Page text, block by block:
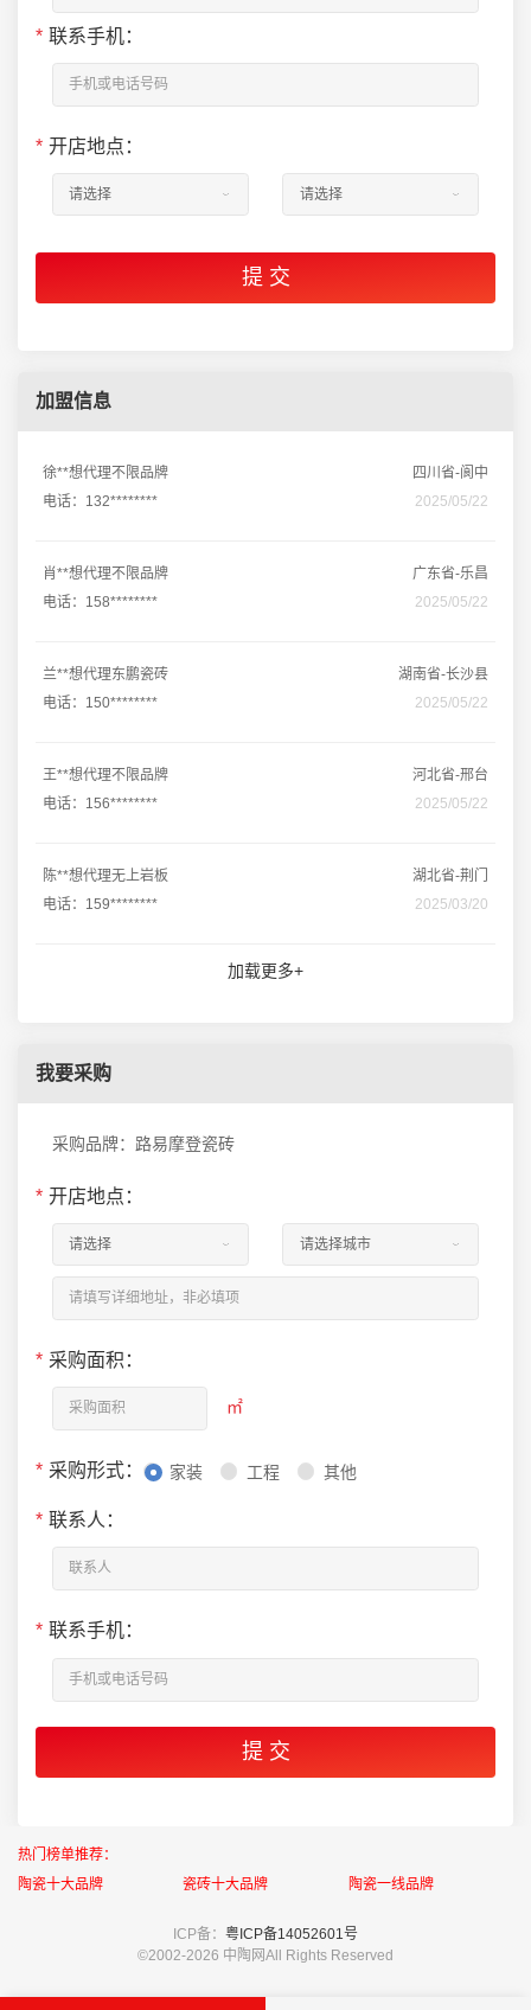
* 联系手机：
* 开店地点：
加盟信息
徐**想代理不限品牌
四川省-阆中
电话：132********
2025/05/22
肖**想代理不限品牌
广东省-乐昌
电话：158********
2025/05/22
兰**想代理东鹏瓷砖
湖南省-长沙县
电话：150********
2025/05/22
王**想代理不限品牌
河北省-邢台
电话：156********
2025/05/22
陈**想代理无上岩板
湖北省-荆门
电话：159********
2025/03/20
加载更多+
我要采购
采购品牌：路易摩登瓷砖
* 开店地点：
* 采购面积：
㎡
* 采购形式： 家装 工程 其他
* 联系人：
* 联系手机：
热门榜单推荐：
陶瓷十大品牌
瓷砖十大品牌 陶瓷一线品牌
ICP备： 粤ICP备14052601号
©2002-2026 中陶网All Rights Reserved